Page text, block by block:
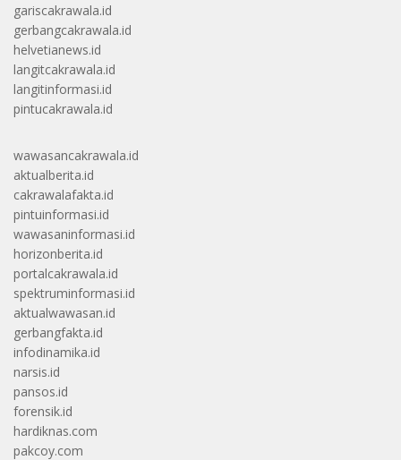
gariscakrawala.id
gerbangcakrawala.id
helvetianews.id
langitcakrawala.id
langitinformasi.id
pintucakrawala.id
wawasancakrawala.id
aktualberita.id
cakrawalafakta.id
pintuinformasi.id
wawasaninformasi.id
horizonberita.id
portalcakrawala.id
spektruminformasi.id
aktualwawasan.id
gerbangfakta.id
infodinamika.id
narsis.id
pansos.id
forensik.id
hardiknas.com
pakcoy.com